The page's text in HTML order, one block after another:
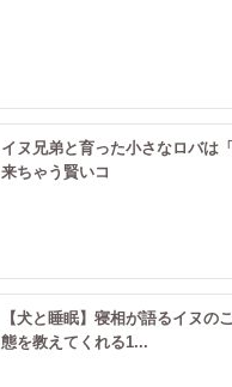
イヌ兄弟と育った小さなロバは
来ちゃう賢いコ
【犬と睡眠】寝相が語るイヌの
態を教えてくれる1...